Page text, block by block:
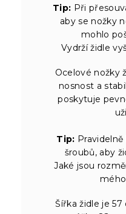
Tip: Při
aby se nožky
mohlo
Vydrží židle
Ocelové nožky
nosnost a
poskytuje
Tip:
šroubů, aby
Jaké jsou
Šířka židle je